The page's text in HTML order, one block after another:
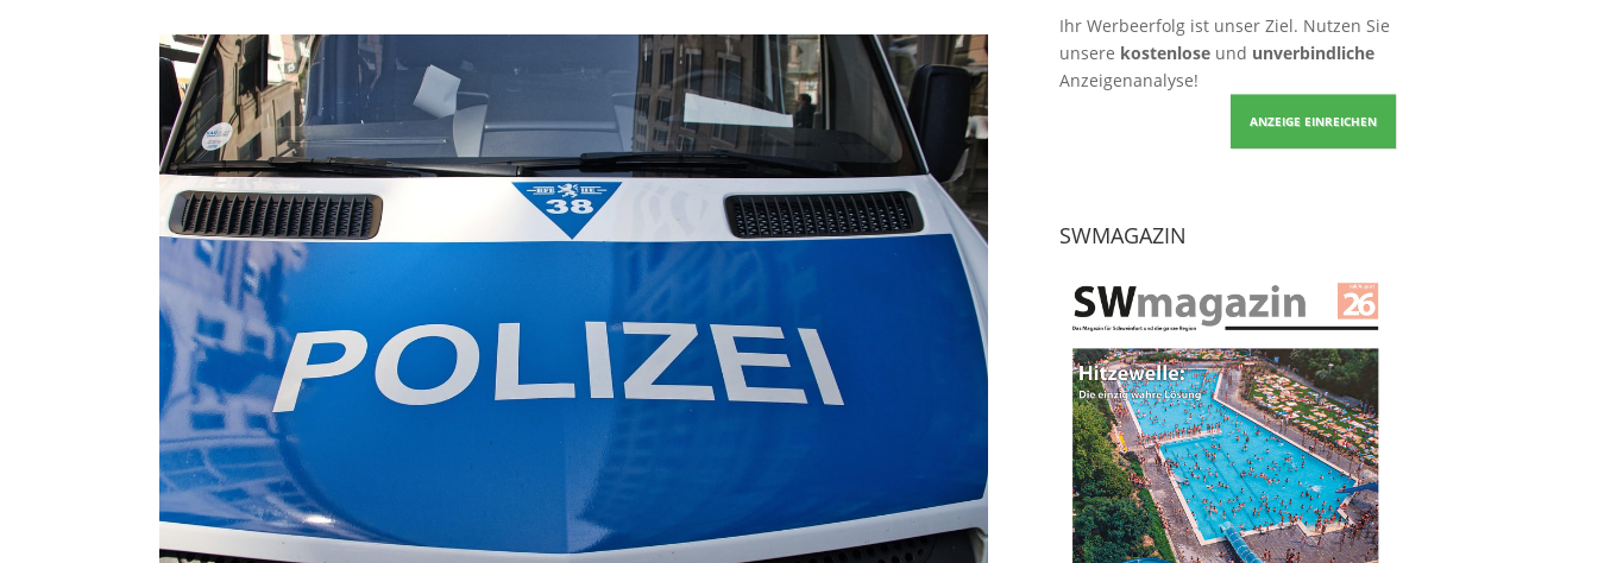
Ihr Werbeerfolg ist unser Ziel. Nutzen Sie
unsere kostenloseund unverbindliche
Anzeigenanalyse!
ANZEIGE EINREICHEN
SWMAGAZIN